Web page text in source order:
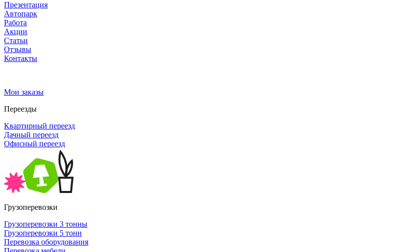
Презентация
Автопарк
Работа
Акции
Статьи
Отзывы
Контакты
Мои заказы
Переезды
Квартирный переезд
Дачный переезд
Офисный переезд
Грузоперевозки
Грузоперевозки 3 тонны
Грузоперевозки 5 тонн
Перевозка оборудования